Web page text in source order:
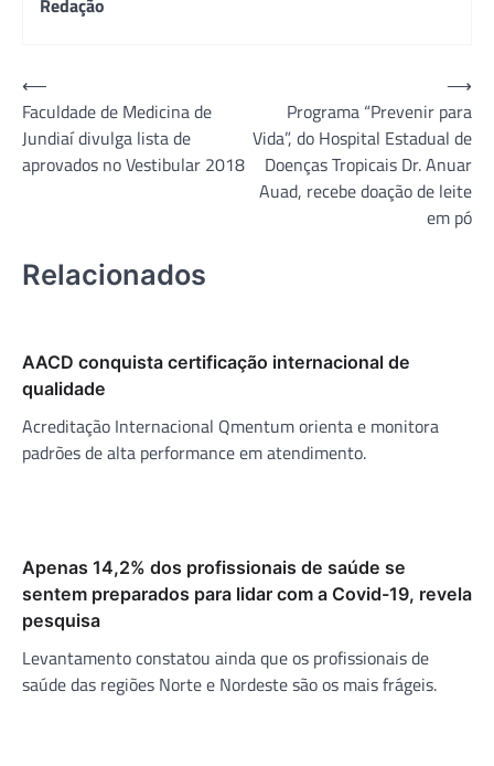
Navegação
de
Post
⟵
Faculdade de Medicina de
Jundiaí divulga lista de
aprovados no Vestibular 2018
Programa “Prevenir para
Vida”, do Hospital Estadual de
Doenças Tropicais Dr. Anuar
Auad, recebe doação de leite
em pó
⟶
Relacionados
AACD conquista certificação internacional de
qualidade
Acreditação Internacional Qmentum orienta e monitora
padrões de alta performance em atendimento.
Apenas 14,2% dos profissionais de saúde se
sentem preparados para lidar com a Covid-19, revela
pesquisa
Levantamento constatou ainda que os profissionais de
saúde das regiões Norte e Nordeste são os mais frágeis.